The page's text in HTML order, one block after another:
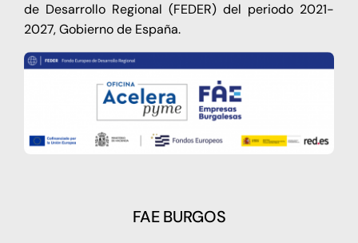
de Desarrollo Regional (FEDER) del periodo 2021-
2027, Gobierno de España.
FAE BURGOS